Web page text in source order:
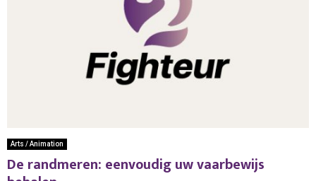
Arts / Animation
De randmeren: eenvoudig uw vaarbewijs